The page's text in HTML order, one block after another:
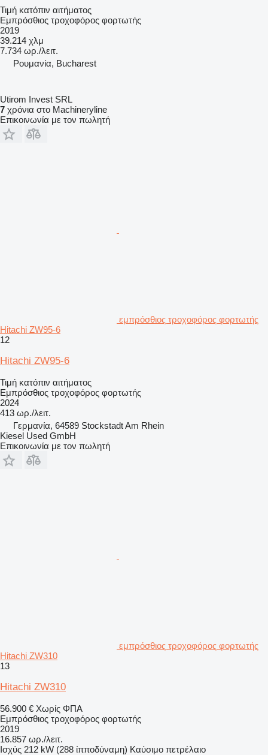
Τιμή κατόπιν αιτήματος
Εμπρόσθιος τροχοφόρος φορτωτής
2019
39.214 χλμ
7.734 ωρ./λειτ.
Ρουμανία, Bucharest
Utirom Invest SRL
7 χρόνια στο Machineryline
Επικοινωνία με τον πωλητή
εμπρόσθιος τροχοφόρος φορτωτής
Hitachi ZW95-6
12
Hitachi ZW95-6
Τιμή κατόπιν αιτήματος
Εμπρόσθιος τροχοφόρος φορτωτής
2024
413 ωρ./λειτ.
Γερμανία, 64589 Stockstadt Am Rhein
Kiesel Used GmbH
Επικοινωνία με τον πωλητή
εμπρόσθιος τροχοφόρος φορτωτής
Hitachi ZW310
13
Hitachi ZW310
56.900 € Χωρίς ΦΠΑ
Εμπρόσθιος τροχοφόρος φορτωτής
2019
16.857 ωρ./λειτ.
Ισχύς 212 kW (288 ίπποδύναμη) Καύσιμο πετρέλαιο